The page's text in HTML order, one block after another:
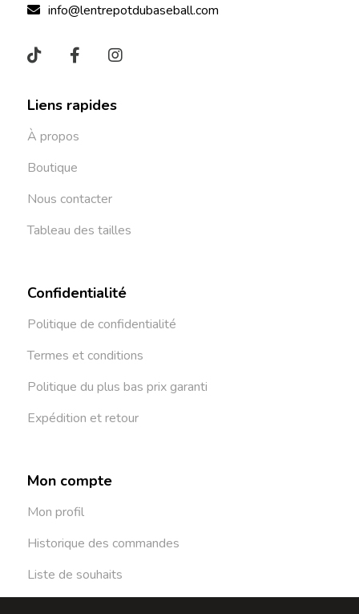
info@lentrepotdubaseball.com
Liens rapides
À propos
Boutique
Nous contacter
Tableau des tailles
Confidentialité
Politique de confidentialité
Termes et conditions
Politique du plus bas prix garanti
Expédition et retour
Mon compte
Mon profil
Historique des commandes
Liste de souhaits